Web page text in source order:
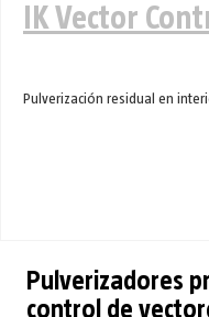
IK Vector
Pulverización residual en
Pulverizadores
control de